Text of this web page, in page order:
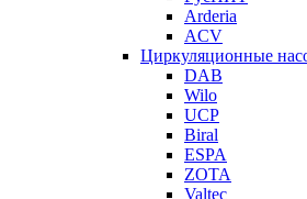
Arderia
ACV
Циркуляционные
DAB
Wilo
UCP
Biral
ESPA
ZOTA
Valtec